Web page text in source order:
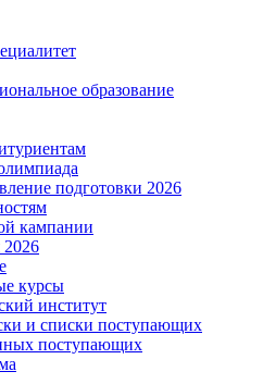
образование
подготовки 2026
кампании
курсы
институт
и списки поступающих
поступающих